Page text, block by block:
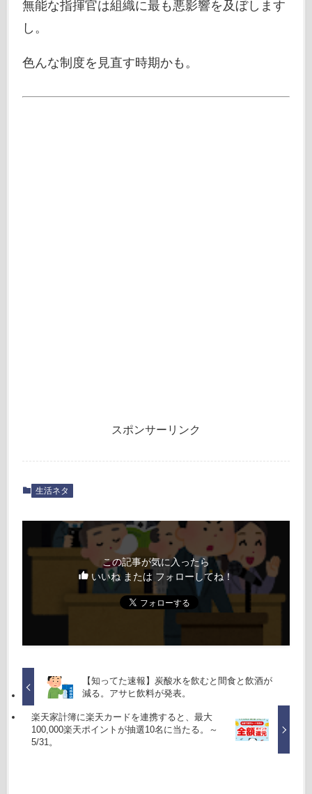
無能な指揮官は組織に最も悪影響を及ぼします
し。
色んな制度を見直す時期かも。
スポンサーリンク
生活ネタ
この記事が気に入ったら
いいね または フォローしてね！
【知ってた速報】炭酸水を飲むと間食と飲酒が
減る。アサヒ飲料が発表。
楽天家計簿に楽天カードを連携すると、最大
100,000楽天ポイントが抽選10名に当たる。～
5/31。